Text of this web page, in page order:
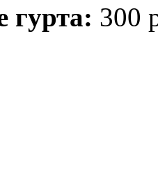
гурта: 300